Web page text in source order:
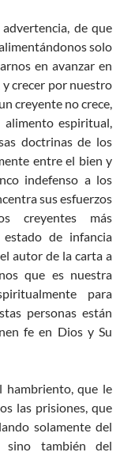
de que
solo
en avanzar en
y crecer por nuestro
creyente no crece,
espiritual,
doctrinas de los
entre el bien y
indefenso a los
sus esfuerzos
creyentes más
de infancia
autor de la carta a
que es nuestra
para
personas están
fe en Dios y Su
hambriento, que le
las prisiones, que
solamente del
sino también del